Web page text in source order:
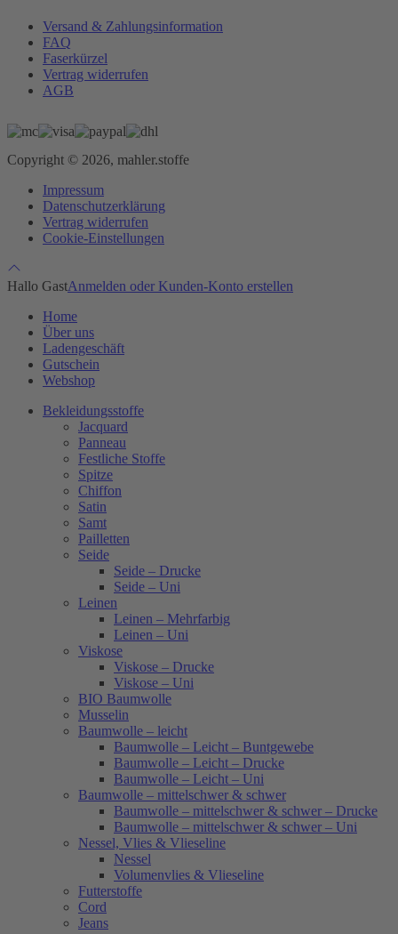
Versand & Zahlungsinformation
FAQ
Faserkürzel
Vertrag widerrufen
AGB
Copyright © 2026, mahler.stoffe
Impressum
Datenschutzerklärung
Vertrag widerrufen
Cookie-Einstellungen
Hallo GastAnmelden oder Kunden-Konto erstellen
Home
Über uns
Ladengeschäft
Gutschein
Webshop
Bekleidungsstoffe
Jacquard
Panneau
Festliche Stoffe
Spitze
Chiffon
Satin
Samt
Pailletten
Seide
Seide – Drucke
Seide – Uni
Leinen
Leinen – Mehrfarbig
Leinen – Uni
Viskose
Viskose – Drucke
Viskose – Uni
BIO Baumwolle
Musselin
Baumwolle – leicht
Baumwolle – Leicht – Buntgewebe
Baumwolle – Leicht – Drucke
Baumwolle – Leicht – Uni
Baumwolle – mittelschwer & schwer
Baumwolle – mittelschwer & schwer – Drucke
Baumwolle – mittelschwer & schwer – Uni
Nessel, Vlies & Vlieseline
Nessel
Volumenvlies & Vlieseline
Futterstoffe
Cord
Jeans